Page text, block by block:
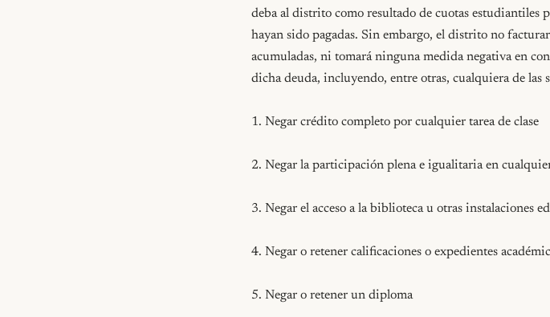
deba al distrito como resultado de cuotas
hayan sido pagadas. Sin embargo, el distrito no
acumuladas, ni tomará ninguna medida negativa en
dicha deuda, incluyendo, entre otras, cualquiera de
1. Negar crédito completo por cualquier tarea de clase
2. Negar la participación plena e igualitaria en
3. Negar el acceso a la biblioteca u otras instalaciones
4. Negar o retener calificaciones o expedientes
5. Negar o retener un diploma